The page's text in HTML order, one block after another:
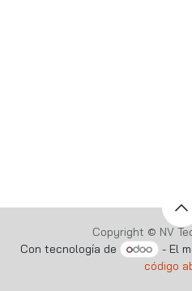
Copyright © NV
Con tecnología de
- El
código